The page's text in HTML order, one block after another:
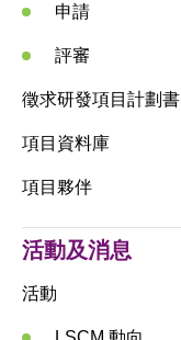
申請
評審
徵求研發項目計劃書
項目資料庫
項目夥伴
活動及消息
活動